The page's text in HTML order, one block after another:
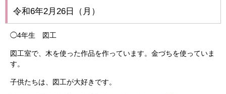
令和6年2月26日（月）
◯4年生 図工
図工室で、木を使った作品を作っています。金づちを使っていま
す。
子供たちは、図工が大好きです。